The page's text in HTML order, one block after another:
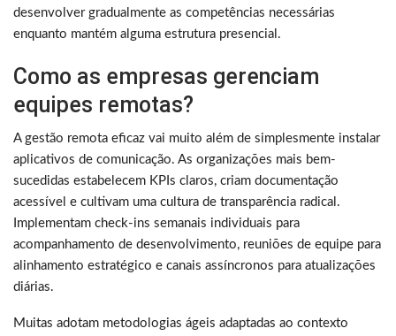
desenvolver gradualmente as competências necessárias
enquanto mantém alguma estrutura presencial.
Como as empresas gerenciam
equipes remotas?
A gestão remota eficaz vai muito além de simplesmente instalar
aplicativos de comunicação. As organizações mais bem-
sucedidas estabelecem KPIs claros, criam documentação
acessível e cultivam uma cultura de transparência radical.
Implementam check-ins semanais individuais para
acompanhamento de desenvolvimento, reuniões de equipe para
alinhamento estratégico e canais assíncronos para atualizações
diárias.
Muitas adotam metodologias ágeis adaptadas ao contexto